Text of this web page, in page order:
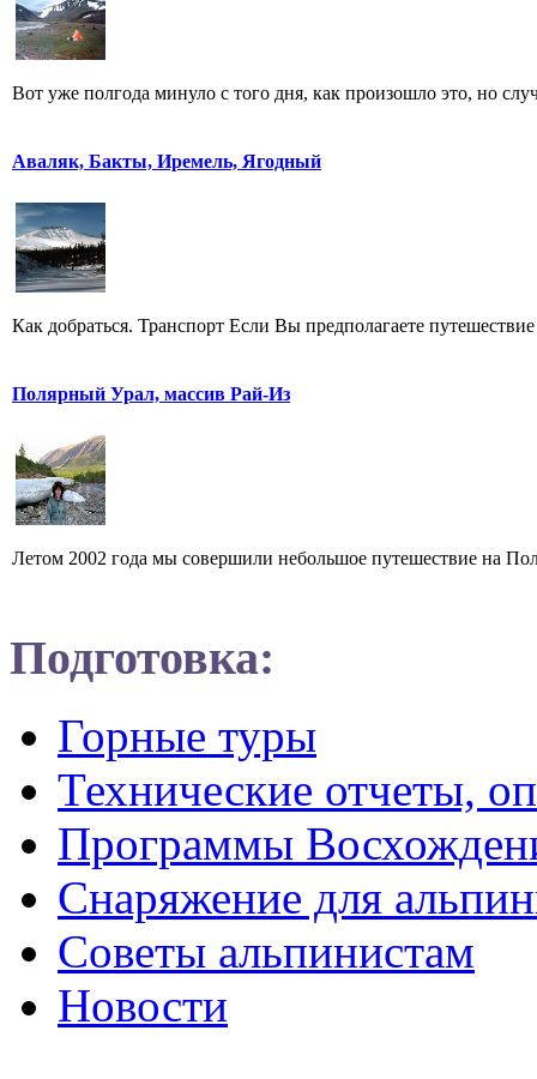
Вот уже полгода минуло с того дня, как произошло это, но
Аваляк, Бакты, Иремель, Ягодный
Как добраться. Транспорт Если Вы предполагаете
Полярный Урал, массив Рай-Из
Летом 2002 года мы совершили небольшое путешествие на
Подготовка:
Горные туры
Технические отчеты,
Программы
Снаряжение для
Советы альпинистам
Новости